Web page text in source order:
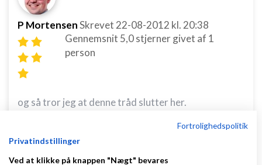
P MortensenSkrevet 22-08-2012 kl. 20:38
Gennemsnit 5,0stjerner givet af 1
person
og så tror jeg at denne tråd slutter her.
Her på Amino er der en masse dejlige mennesker
Fortrolighedspolitik
Privatindstillinger
Ved at klikke på knappen "Nægt" bevares